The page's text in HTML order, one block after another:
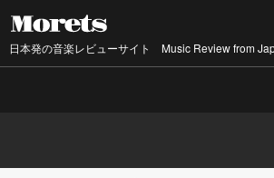
日本発の音楽レビューサイト Music Review from